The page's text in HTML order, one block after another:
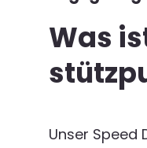
Was
Unser Speed